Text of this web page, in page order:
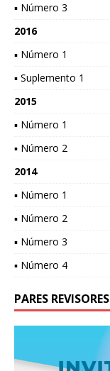
▪ Número 3
2016
▪ Número 1
▪ Suplemento 1
2015
▪ Número 1
▪ Número 2
2014
▪ Número 1
▪ Número 2
▪ Número 3
▪ Número 4
PARES REVISORES